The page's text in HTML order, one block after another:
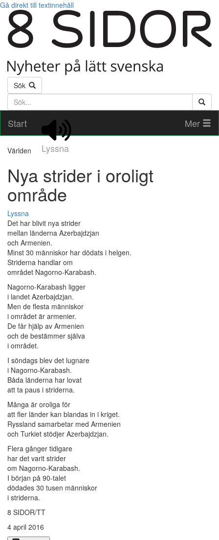
Gå direkt till textinnehåll
Sök
Söktext
Start
Lyssna
Mer
Världen
Nya strider i oroligt
område
Lyssna
Det har blivit nya strider
mellan länderna Azerbajdzjan
och Armenien.
Minst 30 människor har dödats i helgen.
Striderna handlar om
området Nagorno-Karabash.
Nagorno-Karabash ligger
i landet Azerbajdzjan.
Men de flesta människor
i området är armenier.
De får hjälp av Armenien
och de bestämmer själva
i området.
I söndags blev det lugnare
i Nagorno-Karabash.
Båda länderna har lovat
att ta paus i striderna.
Många är oroliga för
att fler länder kan blandas in i kriget.
Ryssland samarbetar med Armenien
och Turkiet stödjer Azerbajdzjan.
Flera gånger tidigare
har det varit strider
om Nagorno-Karabash.
I början på 90-talet
dödades 30 tusen människor
i striderna.
8 SIDOR/TT
4 april 2016